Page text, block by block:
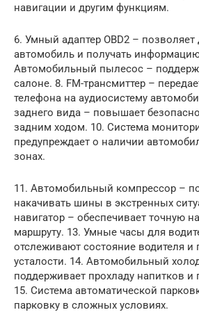
навигации и другим функциям.
6. Умный адаптер OBD2 – позволяет
автомобиль и получать
Автомобильный пылесос –
салоне. 8. FM-трансмиттер –
телефона на аудиосистему
заднего вида – повышает
задним ходом. 10. Система
предупреждает о наличии
зонах.
11. Автомобильный компрессор –
накачивать шины в экстренных
навигатор – обеспечивает точную
маршруту. 13. Умные часы для
отслеживают состояние водителя и
усталости. 14. Автомобильный
поддерживает прохладу напитков и
15. Система автоматической
парковку в сложных условиях.